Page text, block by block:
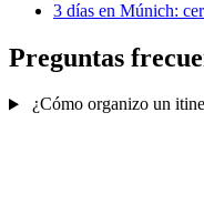
3 días en Múnich:
Preguntas
¿Cómo organizo un